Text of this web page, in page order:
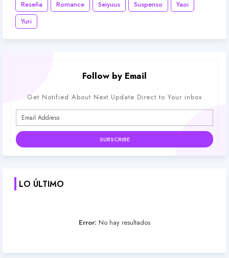
Reseña
Romance Seiyuus Suspenso
Yaoi
Yuri
Follow by Email
Get Notified About Next Update Direct to Your inbox
LO ÚLTIMO
Error: No hay resultados